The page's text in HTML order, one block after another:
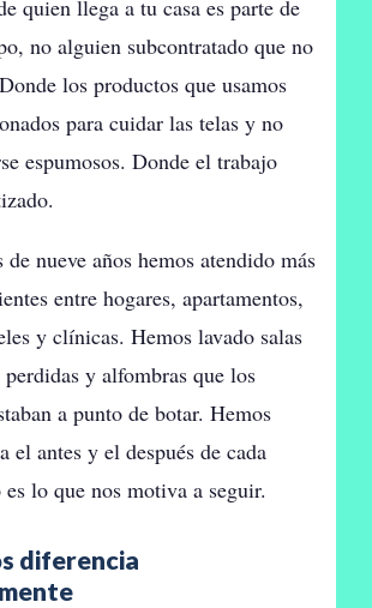
quien llega a tu casa es parte de
no alguien subcontratado que no
los productos que usamos
para cuidar las telas y no
espumosos. Donde el trabajo
de nueve años hemos atendido más
entre hogares, apartamentos,
y clínicas. Hemos lavado salas
y alfombras que los
a punto de botar. Hemos
el antes y el después de cada
lo que nos motiva a seguir.
diferencia